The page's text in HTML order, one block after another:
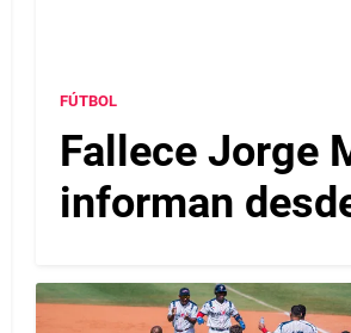
FÚTBOL
Fallece Jorge
informan